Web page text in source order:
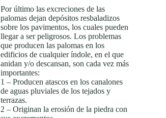
Por último las excreciones de las
palomas dejan depósitos resbaladizos
sobre los pavimentos, los cuales pueden
llegar a ser peligrosos. Los problemas
que producen las palomas en los
edificios de cualquier índole, en el que
anidan y/o descansan, son cada vez más
importantes:
1 – Producen atascos en los canalones
de aguas pluviales de los tejados y
terrazas.
2 – Originan la erosión de la piedra con